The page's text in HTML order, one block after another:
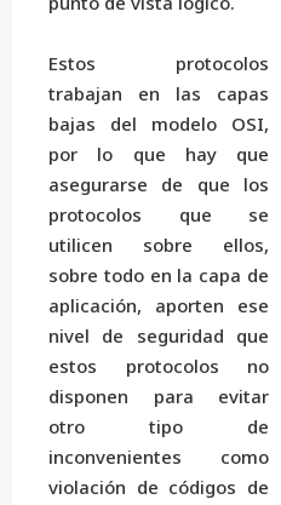
Estos protocolos
trabajan en las capas
bajas del modelo OSI,
por lo que hay que
asegurarse de que los
protocolos que se
utilicen sobre ellos,
sobre todo en la capa de
aplicación, aporten ese
nivel de seguridad que
estos protocolos no
disponen para evitar
otro tipo de
inconvenientes como
violación de códigos de